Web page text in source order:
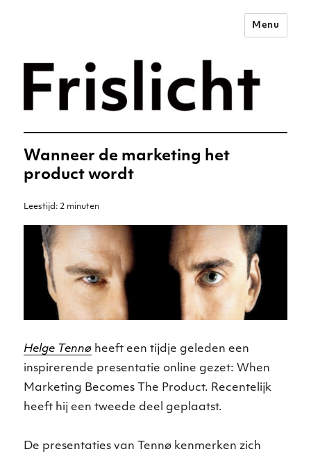
Merkstrategie voor het
digitale tijdperk –
Frislicht
Menu
Wanneer de marketing het
product wordt
Leestijd: 2 minuten
Helge Tennø heeft een tijdje geleden een
inspirerende presentatie online gezet: When
Marketing Becomes The Product. Recentelijk
heeft hij een tweede deel geplaatst.
De presentaties van Tennø kenmerken zich